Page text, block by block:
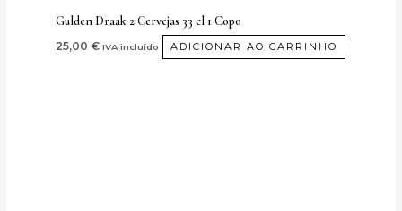
Gulden Draak 2 Cervejas 33 cl 1 Copo
25,00€ IVA incluído ADICIONAR AO CARRINHO